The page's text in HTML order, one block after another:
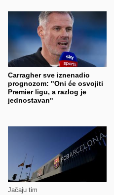
Carragher sve iznenadio
prognozom: "Oni će osvojiti
Premier ligu, a razlog je
jednostavan"
Jačaju tim